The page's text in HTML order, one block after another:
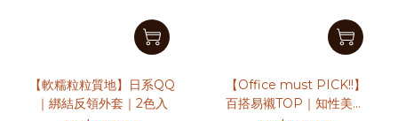
【軟糯粒粒質地】日系QQ
｜綁結反領外套｜2色入
【Office must PICK!!】
百搭易襯TOP｜知性美內